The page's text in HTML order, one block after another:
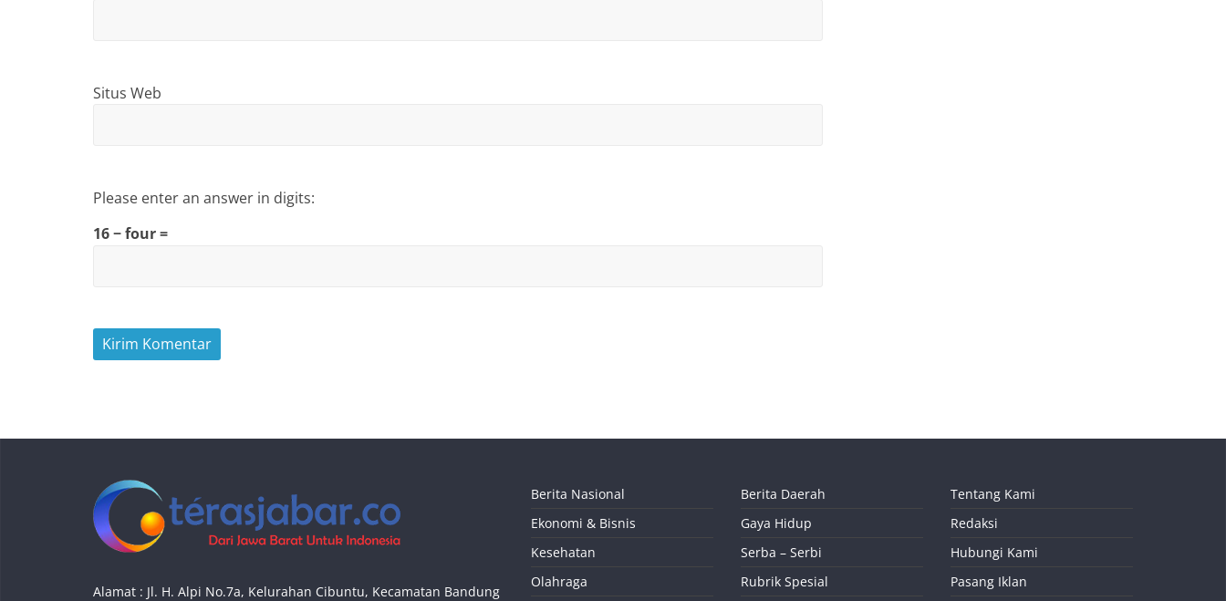
Situs Web
Please enter an answer in digits:
16 − four =
Alamat : Jl. H. Alpi No.7a, Kelurahan Cibuntu, Kecamatan Bandung
Berita Nasional
Ekonomi & Bisnis
Kesehatan
Olahraga
Berita Daerah
Gaya Hidup
Serba – Serbi
Rubrik Spesial
Tentang Kami
Redaksi
Hubungi Kami
Pasang Iklan